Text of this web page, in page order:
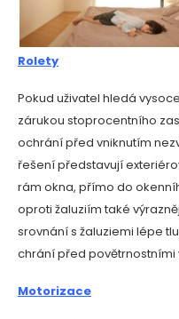
Rolety
Pokud uživatel hledá
zárukou stoprocentního
ochrání před vniknutím
řešení představují
rám okna, přímo do
oproti žaluziím také
srovnání s žaluziemi lépe
chrání před povětrnostními
Motorizace